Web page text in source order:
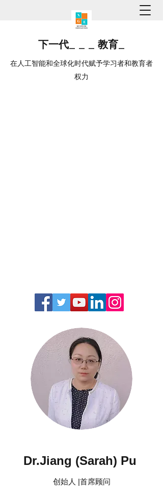
下一代_ _ _ 教育_
在人工智能和全球化时代赋予学习者和教育者
权力
Dr.Jiang (Sarah) Pu
创始人 |首席顾问